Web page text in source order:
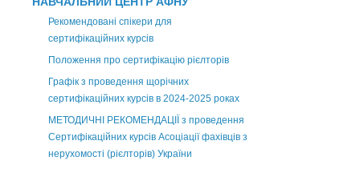
Рекомендовані спікери для
сертифікаційних курсів
Положення про сертифікацію рієлторів
Графік з проведення щорічних
сертифікаційних курсів в 2024-2025 роках
МЕТОДИЧНІ РЕКОМЕНДАЦІЇ з проведення
Сертифікаційних курсів Асоціації фахівців з
нерухомості (рієлторів) України